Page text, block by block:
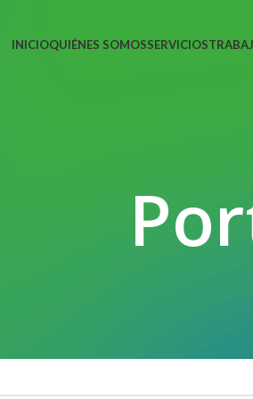
INICIOQUIÉNES SOMOSSERVICIOS